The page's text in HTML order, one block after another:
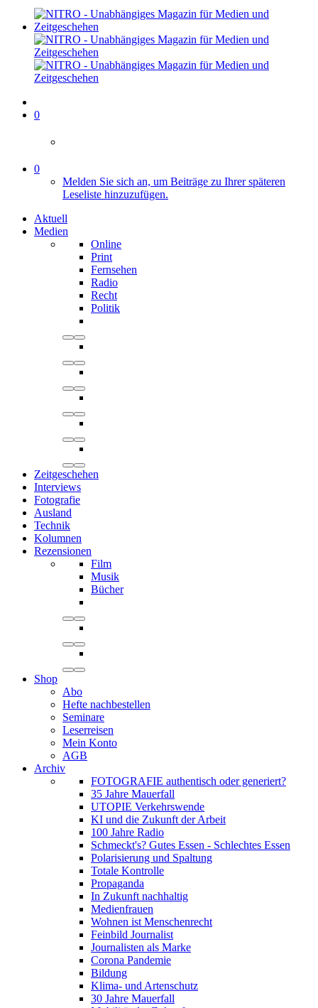
0
0
Melden Sie sich an, um Beiträge zu Ihrer späteren
Leseliste hinzuzufügen.
Aktuell
Medien
Online
Print
Fernsehen
Radio
Recht
Politik
Zeitgeschehen
Interviews
Fotografie
Ausland
Technik
Kolumnen
Rezensionen
Film
Musik
Bücher
Shop
Abo
Hefte nachbestellen
Seminare
Leserreisen
Mein Konto
AGB
Archiv
FOTOGRAFIE authentisch oder generiert?
35 Jahre Mauerfall
UTOPIE Verkehrswende
KI und die Zukunft der Arbeit
100 Jahre Radio
Schmeckt's? Gutes Essen - Schlechtes Essen
Polarisierung und Spaltung
Totale Kontrolle
Propaganda
In Zukunft nachhaltig
Medienfrauen
Wohnen ist Menschenrecht
Feinbild Journalist
Journalisten als Marke
Corona Pandemie
Bildung
Klima- und Artenschutz
30 Jahre Mauerfall